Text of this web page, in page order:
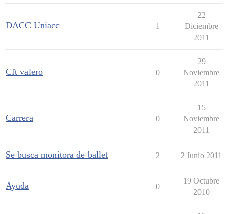
DACC Uniacc 1
22
Diciembre
2011
Cft valero 0
29
Noviembre
2011
Carrera 0
15
Noviembre
2011
Se busca monitora de ballet 2 2 Junio 2011
Ayuda 0
19 Octubre
2010